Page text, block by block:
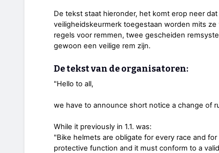
De tekst staat hieronder, het komt erop neer
veiligheidskeurmerk toegestaan worden mits
regels voor remmen, twee gescheiden
gewoon een veilige rem zijn.
De tekst van de organisatoren:
"Hello to all,
we have to announce short notice a change of
While it previously in 1.1. was:
"Bike helmets are obligate for every race and
protective function and it must conform to a